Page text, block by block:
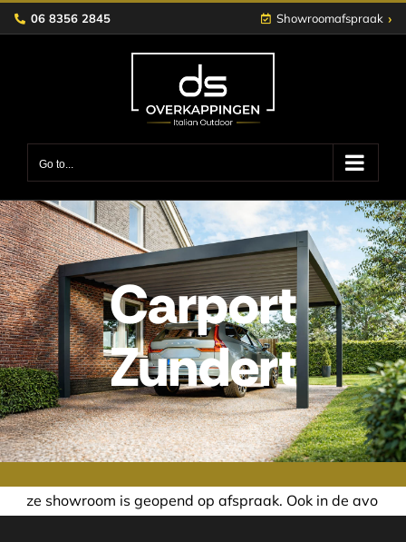
Skip
to
06 8356 2845 Showroomafspraak ›
Go to...
Carport
Zundert
is geopend op afspraak. Ook in de avond of in het